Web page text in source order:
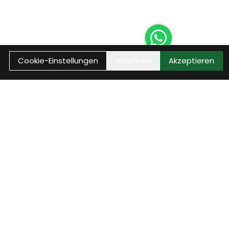
Cookie-Einstellungen Akzeptieren